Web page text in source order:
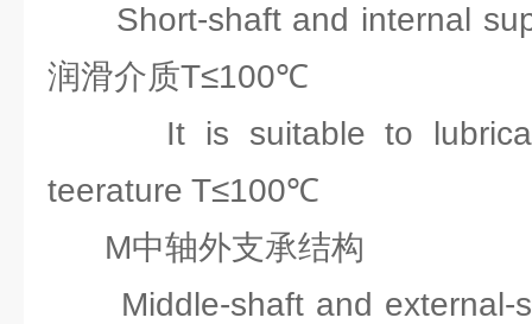
Short-shaft and internal
润滑介质T≤100℃
It is suitable to
teerature T≤100℃
M中轴外支承结构
Middle-shaft and external-